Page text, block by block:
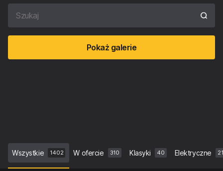
Pokaż galerie
Wszystkie 1402 W ofercie 310 Klasyki 40 Elektryczne